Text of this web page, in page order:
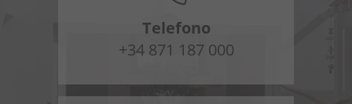
Telefono
+34 871 187 000